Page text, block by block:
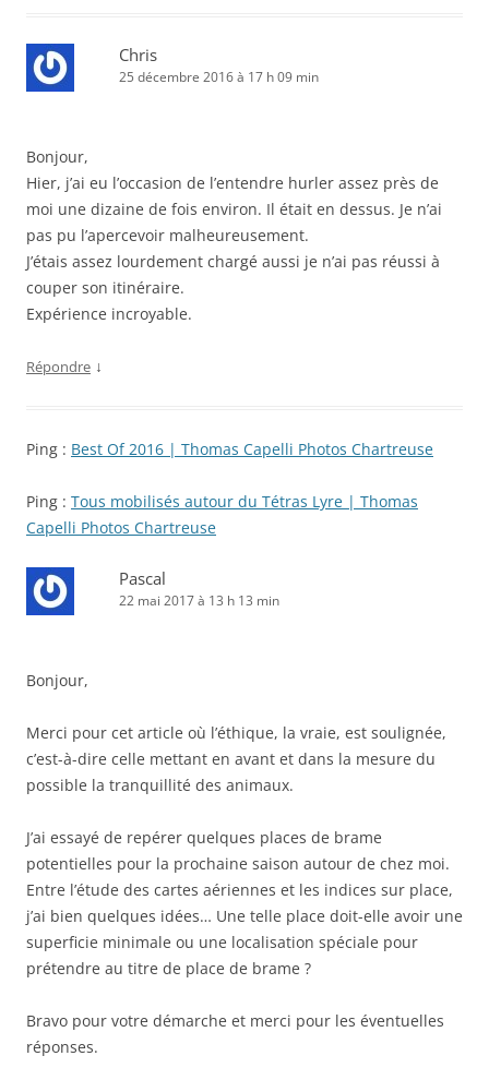
Chris
25 décembre 2016 à 17 h 09 min
Bonjour,
Hier, j’ai eu l’occasion de l’entendre hurler assez près de
moi une dizaine de fois environ. Il était en dessus. Je n’ai
pas pu l’apercevoir malheureusement.
J’étais assez lourdement chargé aussi je n’ai pas réussi à
couper son itinéraire.
Expérience incroyable.
Répondre ↓
Ping : Best Of 2016 | Thomas Capelli Photos Chartreuse
Ping : Tous mobilisés autour du Tétras Lyre | Thomas
Capelli Photos Chartreuse
Pascal
22 mai 2017 à 13 h 13 min
Bonjour,
Merci pour cet article où l’éthique, la vraie, est soulignée,
c’est-à-dire celle mettant en avant et dans la mesure du
possible la tranquillité des animaux.
J’ai essayé de repérer quelques places de brame
potentielles pour la prochaine saison autour de chez moi.
Entre l’étude des cartes aériennes et les indices sur place,
j’ai bien quelques idées… Une telle place doit-elle avoir une
superficie minimale ou une localisation spéciale pour
prétendre au titre de place de brame ?
Bravo pour votre démarche et merci pour les éventuelles
réponses.